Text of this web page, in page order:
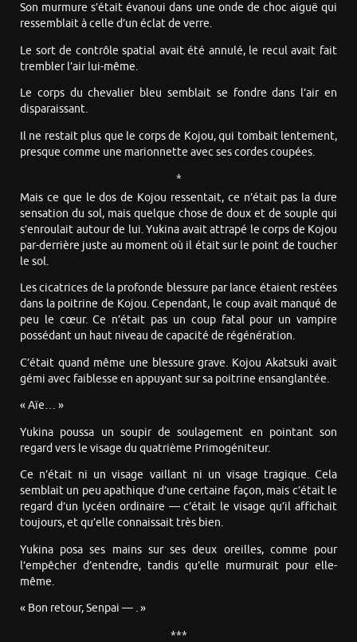
Son murmure s’était évanoui dans une onde de choc aiguë qui
ressemblait à celle d’un éclat de verre.
Le sort de contrôle spatial avait été annulé, le recul avait fait
trembler l’air lui-même.
Le corps du chevalier bleu semblait se fondre dans l’air en
disparaissant.
Il ne restait plus que le corps de Kojou, qui tombait lentement,
presque comme une marionnette avec ses cordes coupées.
*
Mais ce que le dos de Kojou ressentait, ce n’était pas la dure
sensation du sol, mais quelque chose de doux et de souple qui
s’enroulait autour de lui. Yukina avait attrapé le corps de Kojou
par-derrière juste au moment où il était sur le point de toucher
le sol.
Les cicatrices de la profonde blessure par lance étaient restées
dans la poitrine de Kojou. Cependant, le coup avait manqué de
peu le cœur. Ce n’était pas un coup fatal pour un vampire
possédant un haut niveau de capacité de régénération.
C’était quand même une blessure grave. Kojou Akatsuki avait
gémi avec faiblesse en appuyant sur sa poitrine ensanglantée.
« Aïe… »
Yukina poussa un soupir de soulagement en pointant son
regard vers le visage du quatrième Primogéniteur.
Ce n’était ni un visage vaillant ni un visage tragique. Cela
semblait un peu apathique d’une certaine façon, mais c’était le
regard d’un lycéen ordinaire — c’était le visage qu’il affichait
toujours, et qu’elle connaissait très bien.
Yukina posa ses mains sur ses deux oreilles, comme pour
l’empêcher d’entendre, tandis qu’elle murmurait pour elle-
même.
« Bon retour, Senpai — . »
***